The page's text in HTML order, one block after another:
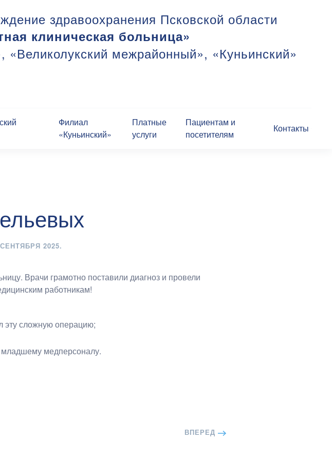
здравоохранения Псковской области
клиническая больница»
межрайонный», «Куньинский»
Филиал
«Куньинский»
Платные
услуги
Пациентам и
посетителям
Контакты
2025.
Врачи грамотно поставили диагноз и провели
работникам!
эту сложную операцию;
младшему медперсоналу.
ВПЕРЕД